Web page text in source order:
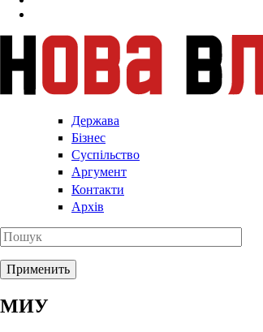
Держава
Бізнес
Суспільство
Аргумент
Контакти
Архів
МИУ